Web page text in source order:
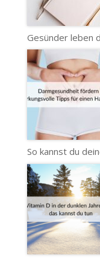
Gesünder leben
So kannst du